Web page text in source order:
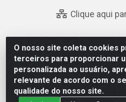
O nosso site coleta cookies
terceiros para proporcionar
personalizada ao usuário,
relevante de acordo com o
qualidade do nosso site.
Clique aqui
Abreu & Silva - Rua Padre Jose de
Olho D'Água das Flores/AL -
04.790.656/